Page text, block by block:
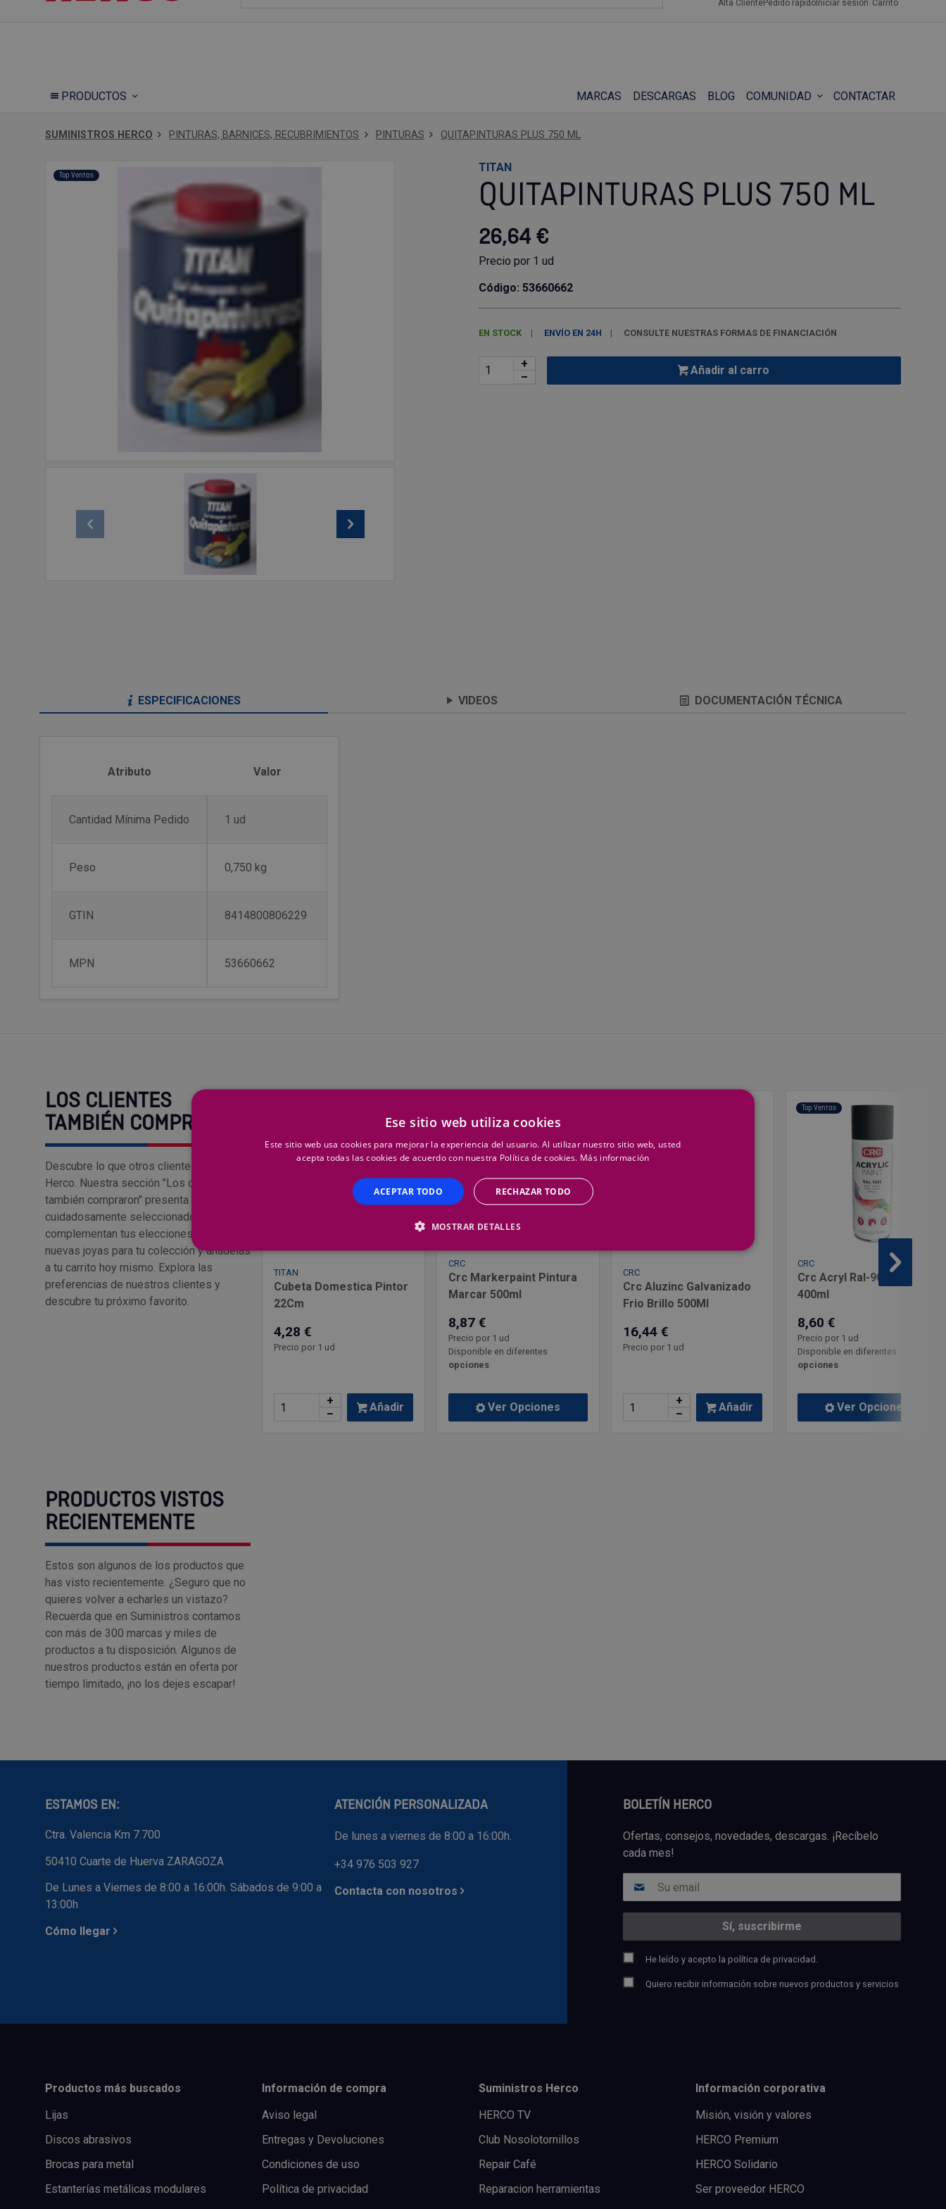
Alta ClientePedido rápido Iniciar sesión Carrito
PRODUCTOS MARCAS DESCARGAS BLOG COMUNIDAD CONTACTAR
SUMINISTROS HERCO PINTURAS, BARNICES, RECUBRIMIENTOS PINTURAS QUITAPINTURAS PLUS 750 ML
Top Ventas
TITAN
QUITAPINTURAS PLUS 750 ML
26,64 €
Precio por 1 ud
Código: 53660662
EN STOCK ENVÍO EN 24H CONSULTE NUESTRAS FORMAS DE FINANCIACIÓN
+
–
Añadir al carro
ESPECIFICACIONES VIDEOS DOCUMENTACIÓN TÉCNICA
Atributo Valor
Cantidad Mínima Pedido 1 ud
Peso 0,750 kg
GTIN 8414800806229
MPN 53660662
LOS CLIENTES
TAMBIÉN COMPRARON
Descubre lo que otros clientes aman en
Herco. Nuestra sección "Los clientes
también compraron" presenta productos
cuidadosamente seleccionados que
complementan tus elecciones. Encuentra
nuevas joyas para tu colección y añádelas
a tu carrito hoy mismo. Explora las
preferencias de nuestros clientes y
descubre tu próximo favorito.
TITAN
Cubeta Domestica Pintor
22Cm
4,28 €
Precio por 1 ud
+
–
Añadir
CRC
Crc Markerpaint Pintura
Marcar 500ml
8,87 €
Precio por 1 ud
Disponible en diferentes
opciones
Ver Opciones
CRC
Crc Aluzinc Galvanizado
Frio Brillo 500Ml
16,44 €
Precio por 1 ud
+
–
Añadir
Top Ventas
CRC
Crc Acryl Ral-9005 Negro
400ml
8,60 €
Precio por 1 ud
Disponible en diferentes
opciones
Ver Opciones
PRODUCTOS VISTOS
RECIENTEMENTE
Estos son algunos de los productos que
has visto recientemente. ¿Seguro que no
quieres volver a echarles un vistazo?
Recuerda que en Suministros contamos
con más de 300 marcas y miles de
productos a tu disposición. Algunos de
nuestros productos están en oferta por
tiempo limitado, ¡no los dejes escapar!
ESTAMOS EN:
Ctra. Valencia Km 7.700
50410 Cuarte de Huerva ZARAGOZA
De Lunes a Viernes de 8:00 a 16:00h. Sábados de 9:00 a
13:00h
Cómo llegar
ATENCIÓN PERSONALIZADA
De lunes a viernes de 8:00 a 16:00h.
+34 976 503 927
Contacta con nosotros
BOLETÍN HERCO
Ofertas, consejos, novedades, descargas. ¡Recíbelo
cada mes!
He leído y acepto la política de privacidad.
Quiero recibir información sobre nuevos productos y servicios
Productos más buscados
Lijas
Discos abrasivos
Brocas para metal
Estanterías metálicas modulares
Información de compra
Aviso legal
Entregas y Devoluciones
Condiciones de uso
Política de privacidad
Suministros Herco
HERCO TV
Club Nosolotornillos
Repair Café
Reparacion herramientas
Información corporativa
Misión, visión y valores
HERCO Premium
HERCO Solidario
Ser proveedor HERCO
Ese sitio web utiliza cookies
Este sitio web usa cookies para mejorar la experiencia del usuario. Al utilizar nuestro sitio web, usted
acepta todas las cookies de acuerdo con nuestra Política de cookies. Más información
ACEPTAR TODO RECHAZAR TODO
MOSTRAR DETALLES